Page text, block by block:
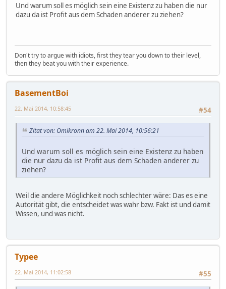
Und warum soll es möglich sein eine Existenz zu haben die nur
dazu da ist Profit aus dem Schaden anderer zu ziehen?
Don't try to argue with idiots, first they tear you down to their level,
then they beat you with their experience.
BasementBoi
#54
22. Mai 2014, 10:58:45
Zitat von: Omikronn am 22. Mai 2014, 10:56:21
Und warum soll es möglich sein eine Existenz zu haben
die nur dazu da ist Profit aus dem Schaden anderer zu
ziehen?
Weil die andere Möglichkeit noch schlechter wäre: Das es eine
Autorität gibt, die entscheidet was wahr bzw. Fakt ist und damit
Wissen, und was nicht.
Typee
#55
22. Mai 2014, 11:02:58